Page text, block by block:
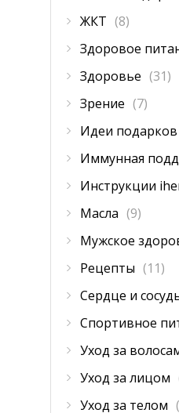
ЖКТ (8)
Здоровое
Здоровье (31)
Зрение (7)
Идеи
Иммунная
Инструкции
Масла (9)
Мужское
Рецепты (11)
Сердце и
Спортивное
Уход за
Уход за лицом
Уход за телом